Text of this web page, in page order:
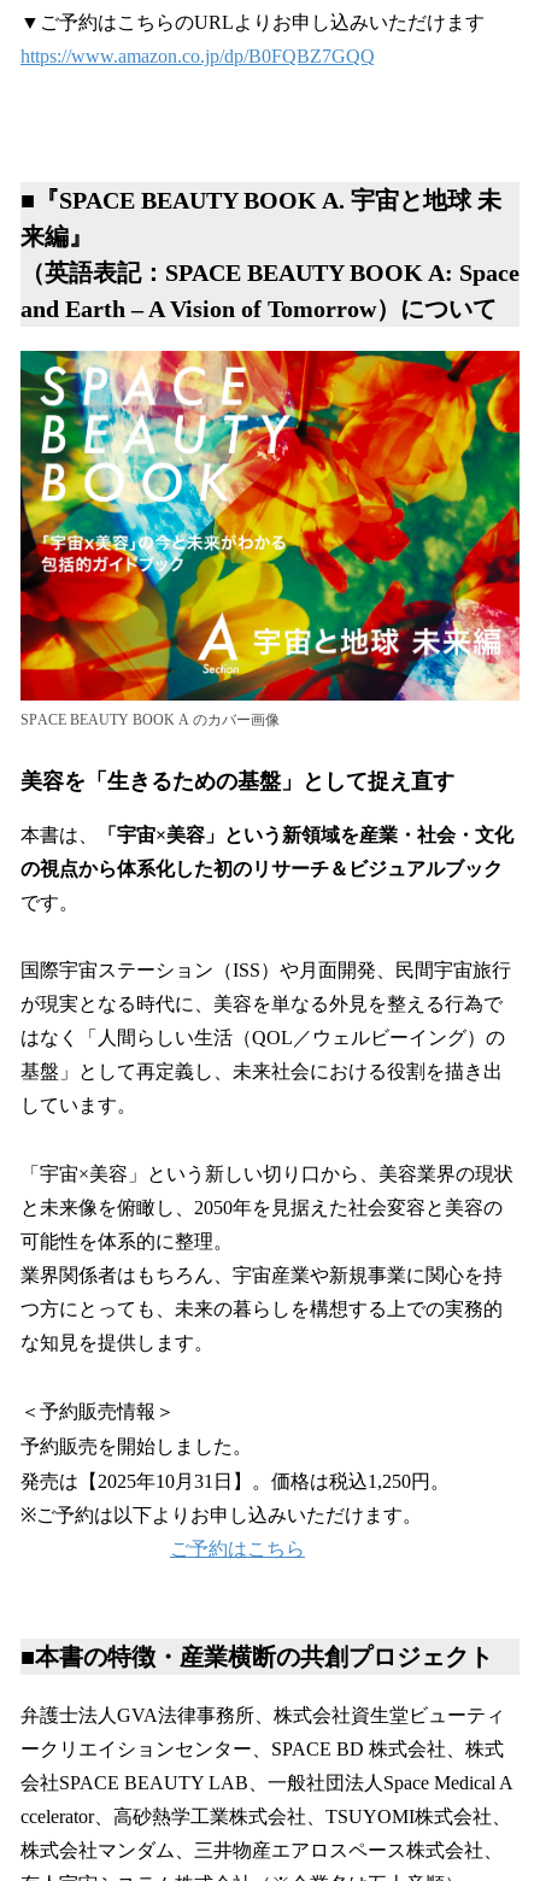
▼ご予約はこちらのURLよりお申し込みいただけます
https://www.amazon.co.jp/dp/B0FQBZ7GQQ
■『SPACE BEAUTY BOOK A. 宇宙と地球 未
来編』
（英語表記：SPACE BEAUTY BOOK A: Space
and Earth – A Vision of Tomorrow）について
SPACE BEAUTY BOOK A のカバー画像
美容を「生きるための基盤」として捉え直す
本書は、
「宇宙×美容」という新領域を産業・社会・文化
の視点から体系化した初のリサーチ＆ビジュアルブック
です。
国際宇宙ステーション（ISS）や月面開発、民間宇宙旅行
が現実となる時代に、美容を単なる外見を整える行為で
はなく「人間らしい生活（QOL／ウェルビーイング）の
基盤」として再定義し、未来社会における役割を描き出
しています。
「宇宙×美容」という新しい切り口から、美容業界の現状
と未来像を俯瞰し、2050年を見据えた社会変容と美容の
可能性を体系的に整理。
業界関係者はもちろん、宇宙産業や新規事業に関心を持
つ方にとっても、未来の暮らしを構想する上での実務的
な知見を提供します。
＜予約販売情報＞
予約販売を開始しました。
発売は【2025年10月31日】。価格は税込1,250円。
※ご予約は以下よりお申し込みいただけます。
ご予約はこちら
■本書の特徴・産業横断の共創プロジェクト
弁護士法人GVA法律事務所、株式会社資生堂ビューティ
ークリエイションセンター、SPACE BD 株式会社、株式
会社SPACE BEAUTY LAB、一般社団法人Space Medical A
ccelerator、高砂熱学工業株式会社、TSUYOMI株式会社、
株式会社マンダム、三井物産エアロスペース株式会社、